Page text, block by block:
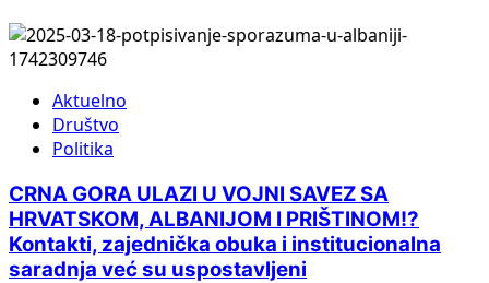
Aktuelno
Društvo
Politika
CRNA GORA ULAZI U VOJNI SAVEZ SA
HRVATSKOM, ALBANIJOM I PRIŠTINOM!?
Kontakti, zajednička obuka i institucionalna
saradnja već su uspostavljeni